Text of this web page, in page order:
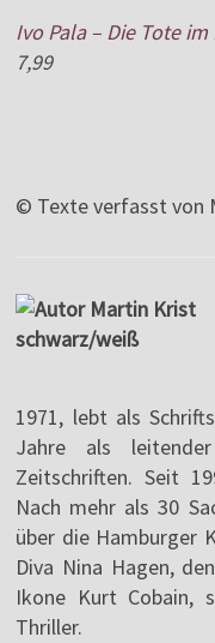
Ivo Pala – Die Tote
7,99
© Texte verfasst von
1971, lebt als
Jahre als
Zeitschriften. Seit
Nach mehr als 30
über die Hamburger
Diva Nina Hagen,
Ikone Kurt Cobain,
Thriller.